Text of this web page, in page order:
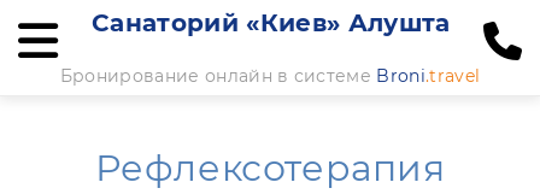
Санаторий «Киев» Алушта
Бронирование онлайн в системе Broni.travel
Рефлексотерапия